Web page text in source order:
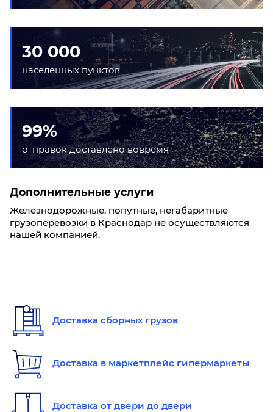
30 000
населенных пунктов
99%
отправок доставлено вовремя
Дополнительные услуги
Железнодорожные, попутные, негабаритные
грузоперевозки в Краснодар не осуществляются
нашей компанией.
Доставка сборных грузов
Доставка в маркетплейс гипермаркеты
Доставка от двери до двери